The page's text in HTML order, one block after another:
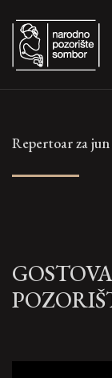
Repertoar za jun